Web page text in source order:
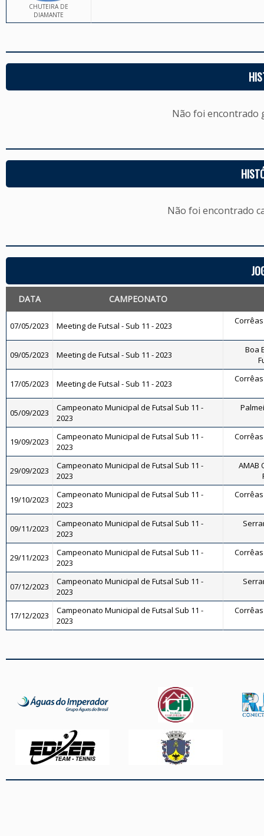
CHUTEIRA DE
DIAMANTE
Não foi encontrado
Não foi encontrado
DATA CAMPEONATO
07/05/2023 Meeting de Futsal - Sub 11 - 2023
09/05/2023 Meeting de Futsal - Sub 11 - 2023
Boa
17/05/2023 Meeting de Futsal - Sub 11 - 2023
05/09/2023
Campeonato Municipal de Futsal Sub 11 -
2023
19/09/2023
Campeonato Municipal de Futsal Sub 11 -
2023
29/09/2023
Campeonato Municipal de Futsal Sub 11 -
2023
AMAB
19/10/2023
Campeonato Municipal de Futsal Sub 11 -
2023
09/11/2023
Campeonato Municipal de Futsal Sub 11 -
2023
29/11/2023
Campeonato Municipal de Futsal Sub 11 -
2023
07/12/2023
Campeonato Municipal de Futsal Sub 11 -
2023
17/12/2023
Campeonato Municipal de Futsal Sub 11 -
2023